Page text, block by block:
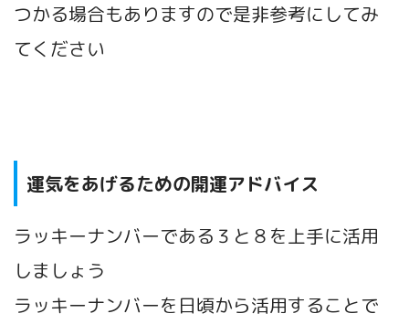
つかる場合もありますので是非参考にしてみ
てください
運気をあげるための開運アドバイス
ラッキーナンバーである３と８を上手に活用
しましょう
ラッキーナンバーを日頃から活用することで